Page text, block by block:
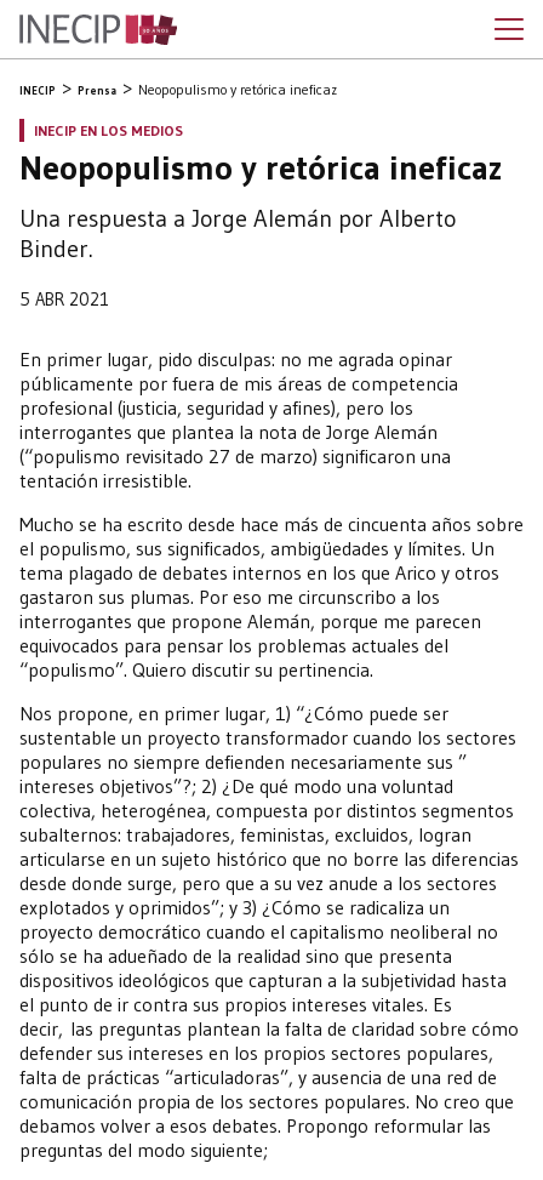
INECIP Prensa Neopopulismo y retórica ineficaz
INECIP EN LOS MEDIOS
Neopopulismo y retórica ineficaz
Una respuesta a Jorge Alemán por Alberto
Binder.
5 ABR 2021
En primer lugar, pido disculpas: no me agrada opinar
públicamente por fuera de mis áreas de competencia
profesional (justicia, seguridad y afines), pero los
interrogantes que plantea la nota de Jorge Alemán
(“populismo revisitado 27 de marzo) significaron una
tentación irresistible.
Mucho se ha escrito desde hace más de cincuenta años sobre
el populismo, sus significados, ambigüedades y límites. Un
tema plagado de debates internos en los que Arico y otros
gastaron sus plumas. Por eso me circunscribo a los
interrogantes que propone Alemán, porque me parecen
equivocados para pensar los problemas actuales del
“populismo”. Quiero discutir su pertinencia.
Nos propone, en primer lugar, 1) “¿Cómo puede ser
sustentable un proyecto transformador cuando los sectores
populares no siempre defienden necesariamente sus ”
intereses objetivos”?; 2) ¿De qué modo una voluntad
colectiva, heterogénea, compuesta por distintos segmentos
subalternos: trabajadores, feministas, excluidos, logran
articularse en un sujeto histórico que no borre las diferencias
desde donde surge, pero que a su vez anude a los sectores
explotados y oprimidos”; y 3) ¿Cómo se radicaliza un
proyecto democrático cuando el capitalismo neoliberal no
sólo se ha adueñado de la realidad sino que presenta
dispositivos ideológicos que capturan a la subjetividad hasta
el punto de ir contra sus propios intereses vitales. Es
decir, las preguntas plantean la falta de claridad sobre cómo
defender sus intereses en los propios sectores populares,
falta de prácticas “articuladoras”, y ausencia de una red de
comunicación propia de los sectores populares. No creo que
debamos volver a esos debates. Propongo reformular las
preguntas del modo siguiente;